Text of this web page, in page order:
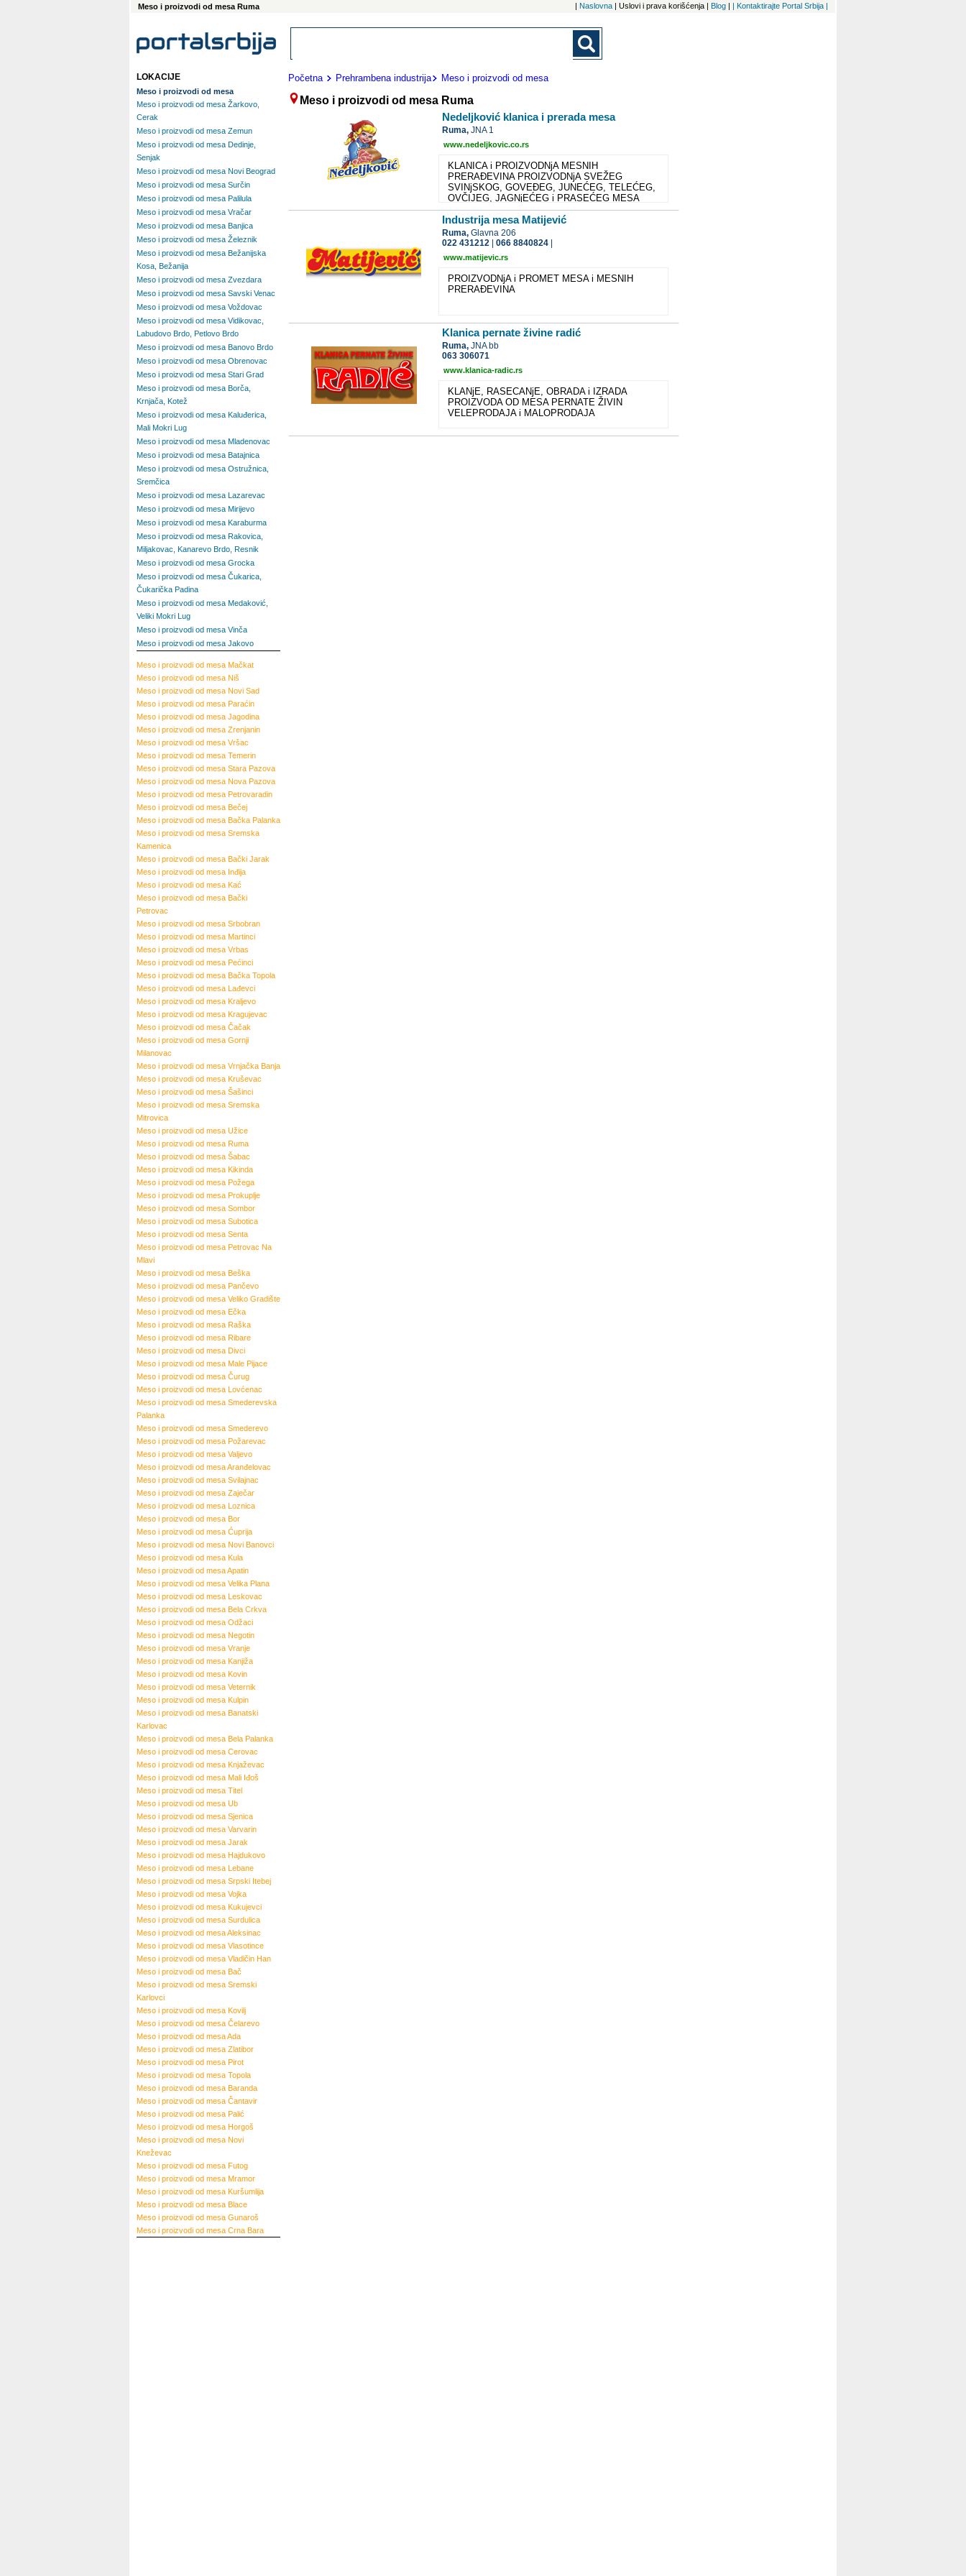
Meso i proizvodi od mesa Ruma | Naslovna | Uslovi i prava korišćenja | Blog | | Kontaktirajte Portal Srbija |
Početna Prehrambena industrija Meso i proizvodi od mesa
Meso i proizvodi od mesa Ruma
Nedeljković klanica i prerada mesa
Ruma,JNA 1
www.nedeljkovic.co.rs
KLANICA i PROIZVODNjA MESNIH
PRERAĐEVINA PROIZVODNjA SVEŽEG
SVINjSKOG, GOVEĐEG, JUNEĆEG, TELEĆEG,
OVČIJEG, JAGNjEĆEG i PRASEĆEG MESA
PROIZVODNjA PREKO 50 RAZLIČITIH VRSTA
TRAJNIH i POLUTRAJNIH PROIZVODA OD
MESA VRHUNSKOG KVALITETA
Industrija mesa Matijević
Ruma,Glavna 206
022 431212 |066 8840824
www.matijevic.rs
PROIZVODNjA i PROMET MESA i MESNIH
PRERAĐEVINA
Klanica pernate živine radić
Ruma,JNA bb
063 306071
www.klanica-radic.rs
KLANjE, RASECANjE, OBRADA i IZRADA
PROIZVODA OD MESA PERNATE ŽIVIN
VELEPRODAJA i MALOPRODAJA
LOKACIJE
Meso i proizvodi od mesa
Meso i proizvodi od mesa Žarkovo,
Cerak
Meso i proizvodi od mesa Zemun
Meso i proizvodi od mesa Dedinje,
Senjak
Meso i proizvodi od mesa Novi Beograd
Meso i proizvodi od mesa Surčin
Meso i proizvodi od mesa Palilula
Meso i proizvodi od mesa Vračar
Meso i proizvodi od mesa Banjica
Meso i proizvodi od mesa Železnik
Meso i proizvodi od mesa Bežanijska
Kosa, Bežanija
Meso i proizvodi od mesa Zvezdara
Meso i proizvodi od mesa Savski Venac
Meso i proizvodi od mesa Voždovac
Meso i proizvodi od mesa Vidikovac,
Labudovo Brdo, Petlovo Brdo
Meso i proizvodi od mesa Banovo Brdo
Meso i proizvodi od mesa Obrenovac
Meso i proizvodi od mesa Stari Grad
Meso i proizvodi od mesa Borča,
Krnjača, Kotež
Meso i proizvodi od mesa Kaluđerica,
Mali Mokri Lug
Meso i proizvodi od mesa Mladenovac
Meso i proizvodi od mesa Batajnica
Meso i proizvodi od mesa Ostružnica,
Sremčica
Meso i proizvodi od mesa Lazarevac
Meso i proizvodi od mesa Mirijevo
Meso i proizvodi od mesa Karaburma
Meso i proizvodi od mesa Rakovica,
Miljakovac, Kanarevo Brdo, Resnik
Meso i proizvodi od mesa Grocka
Meso i proizvodi od mesa Čukarica,
Čukarička Padina
Meso i proizvodi od mesa Medaković,
Veliki Mokri Lug
Meso i proizvodi od mesa Vinča
Meso i proizvodi od mesa Jakovo
Meso i proizvodi od mesa Mačkat
Meso i proizvodi od mesa Niš
Meso i proizvodi od mesa Novi Sad
Meso i proizvodi od mesa Paraćin
Meso i proizvodi od mesa Jagodina
Meso i proizvodi od mesa Zrenjanin
Meso i proizvodi od mesa Vršac
Meso i proizvodi od mesa Temerin
Meso i proizvodi od mesa Stara Pazova
Meso i proizvodi od mesa Nova Pazova
Meso i proizvodi od mesa Petrovaradin
Meso i proizvodi od mesa Bečej
Meso i proizvodi od mesa Bačka Palanka
Meso i proizvodi od mesa Sremska
Kamenica
Meso i proizvodi od mesa Bački Jarak
Meso i proizvodi od mesa Inđija
Meso i proizvodi od mesa Kać
Meso i proizvodi od mesa Bački
Petrovac
Meso i proizvodi od mesa Srbobran
Meso i proizvodi od mesa Martinci
Meso i proizvodi od mesa Vrbas
Meso i proizvodi od mesa Pećinci
Meso i proizvodi od mesa Bačka Topola
Meso i proizvodi od mesa Lađevci
Meso i proizvodi od mesa Kraljevo
Meso i proizvodi od mesa Kragujevac
Meso i proizvodi od mesa Čačak
Meso i proizvodi od mesa Gornji
Milanovac
Meso i proizvodi od mesa Vrnjačka Banja
Meso i proizvodi od mesa Kruševac
Meso i proizvodi od mesa Šašinci
Meso i proizvodi od mesa Sremska
Mitrovica
Meso i proizvodi od mesa Užice
Meso i proizvodi od mesa Ruma
Meso i proizvodi od mesa Šabac
Meso i proizvodi od mesa Kikinda
Meso i proizvodi od mesa Požega
Meso i proizvodi od mesa Prokuplje
Meso i proizvodi od mesa Sombor
Meso i proizvodi od mesa Subotica
Meso i proizvodi od mesa Senta
Meso i proizvodi od mesa Petrovac Na
Mlavi
Meso i proizvodi od mesa Beška
Meso i proizvodi od mesa Pančevo
Meso i proizvodi od mesa Veliko Gradište
Meso i proizvodi od mesa Ečka
Meso i proizvodi od mesa Raška
Meso i proizvodi od mesa Ribare
Meso i proizvodi od mesa Divci
Meso i proizvodi od mesa Male Pijace
Meso i proizvodi od mesa Čurug
Meso i proizvodi od mesa Lovćenac
Meso i proizvodi od mesa Smederevska
Palanka
Meso i proizvodi od mesa Smederevo
Meso i proizvodi od mesa Požarevac
Meso i proizvodi od mesa Valjevo
Meso i proizvodi od mesaAranđelovac
Meso i proizvodi od mesa Svilajnac
Meso i proizvodi od mesa Zaječar
Meso i proizvodi od mesa Loznica
Meso i proizvodi od mesa Bor
Meso i proizvodi od mesa Ćuprija
Meso i proizvodi od mesa Novi Banovci
Meso i proizvodi od mesa Kula
Meso i proizvodi od mesaApatin
Meso i proizvodi od mesa Velika Plana
Meso i proizvodi od mesa Leskovac
Meso i proizvodi od mesa Bela Crkva
Meso i proizvodi od mesa Odžaci
Meso i proizvodi od mesa Negotin
Meso i proizvodi od mesa Vranje
Meso i proizvodi od mesa Kanjiža
Meso i proizvodi od mesa Kovin
Meso i proizvodi od mesa Veternik
Meso i proizvodi od mesa Kulpin
Meso i proizvodi od mesa Banatski
Karlovac
Meso i proizvodi od mesa Bela Palanka
Meso i proizvodi od mesa Cerovac
Meso i proizvodi od mesa Knjaževac
Meso i proizvodi od mesa Mali Iđoš
Meso i proizvodi od mesa Titel
Meso i proizvodi od mesa Ub
Meso i proizvodi od mesa Sjenica
Meso i proizvodi od mesa Varvarin
Meso i proizvodi od mesa Jarak
Meso i proizvodi od mesa Hajdukovo
Meso i proizvodi od mesa Lebane
Meso i proizvodi od mesa Srpski Itebej
Meso i proizvodi od mesa Vojka
Meso i proizvodi od mesa Kukujevci
Meso i proizvodi od mesa Surdulica
Meso i proizvodi od mesaAleksinac
Meso i proizvodi od mesa Vlasotince
Meso i proizvodi od mesa Vladičin Han
Meso i proizvodi od mesa Bač
Meso i proizvodi od mesa Sremski
Karlovci
Meso i proizvodi od mesa Kovilj
Meso i proizvodi od mesa Čelarevo
Meso i proizvodi od mesaAda
Meso i proizvodi od mesa Zlatibor
Meso i proizvodi od mesa Pirot
Meso i proizvodi od mesa Topola
Meso i proizvodi od mesa Baranda
Meso i proizvodi od mesa Čantavir
Meso i proizvodi od mesa Palić
Meso i proizvodi od mesa Horgoš
Meso i proizvodi od mesa Novi
Kneževac
Meso i proizvodi od mesa Futog
Meso i proizvodi od mesa Mramor
Meso i proizvodi od mesa Kuršumlija
Meso i proizvodi od mesa Blace
Meso i proizvodi od mesa Gunaroš
Meso i proizvodi od mesa Crna Bara